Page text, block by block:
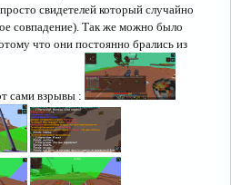
свидетелей который случайно
совпадение). Так же можно было
что они постоянно брались из
сами взрывы :